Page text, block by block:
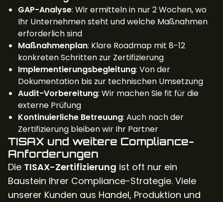
GAP-Analyse: Wir ermitteln in nur 2 Wochen, wo
Ihr Unternehmen steht und welche Maßnahmen
erforderlich sind
Maßnahmenplan: Klare Roadmap mit 8-12
konkreten Schritten zur Zertifizierung
Implementierungsbegleitung: Von der
Dokumentation bis zur technischen Umsetzung
Audit-Vorbereitung: Wir machen Sie fit für die
externe Prüfung
Kontinuierliche Betreuung: Auch nach der
Zertifizierung bleiben wir Ihr Partner
TISAX und weitere Compliance-
Anforderungen
Die TISAX-Zertifizierung ist oft nur ein
Baustein Ihrer Compliance-Strategie. Viele
unserer Kunden aus Handel, Produktion und